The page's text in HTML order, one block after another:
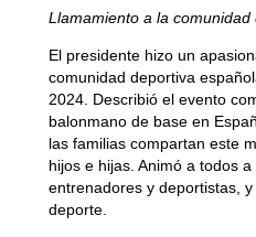
Gestionar el
de las cookies
Para ofrecer las mejores
cookies para almacenar y/o acceder
consentimiento de estas tecnologías
Llamamiento a la comunidad
El presidente hizo un
comunidad deportiva
2024. Describió el evento
balonmano de base en
las familias compartan este
hijos e hijas. Animó a todos
entrenadores y deportistas,
deporte.